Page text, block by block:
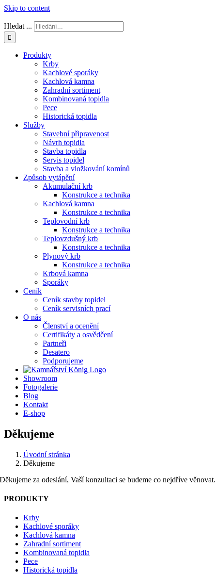
Skip to content
Hledat ...
Produkty
Krby
Kachlové sporáky
Kachlová kamna
Zahradní sortiment
Kombinovaná topidla
Pece
Historická topidla
Služby
Stavební připravenost
Návrh topidla
Stavba topidla
Servis topidel
Stavba a vložkování komínů
Způsob vytápění
Akumulační krb
Konstrukce a technika
Kachlová kamna
Konstrukce a technika
Teplovodní krb
Konstrukce a technika
Teplovzdušný krb
Konstrukce a technika
Plynový krb
Konstrukce a technika
Krbová kamna
Sporáky
Ceník
Ceník stavby topidel
Ceník servisních prací
O nás
Členství a ocenění
Certifikáty a osvědčení
Partneři
Desatero
Podporujeme
Showroom
Fotogalerie
Blog
Kontakt
E-shop
Děkujeme
Úvodní stránka
Děkujeme
Děkujeme za odeslání, Vaší konzultaci se budeme co nejdříve věnovat.
PRODUKTY
Krby
Kachlové sporáky
Kachlová kamna
Zahradní sortiment
Kombinovaná topidla
Pece
Historická topidla